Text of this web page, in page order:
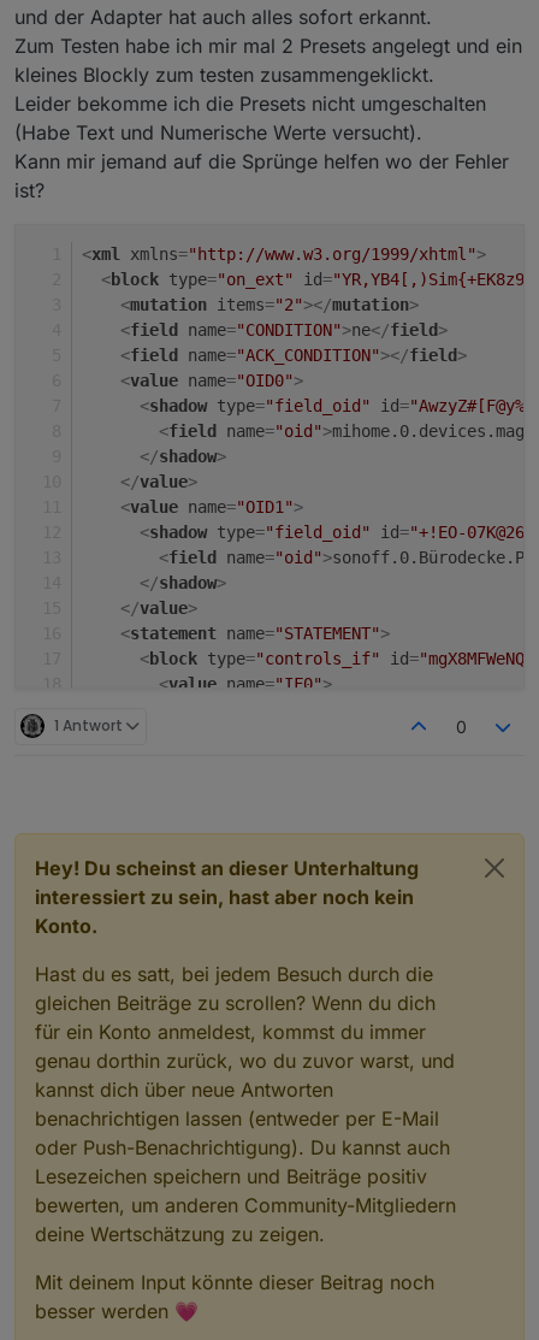
und der Adapter hat auch alles sofort erkannt.
Zum Testen habe ich mir mal 2 Presets angelegt und ein
kleines Blockly zum testen zusammengeklickt.
Leider bekomme ich die Presets nicht umgeschalten
(Habe Text und Numerische Werte versucht).
Kann mir jemand auf die Sprünge helfen wo der Fehler
ist?
<xml xmlns="http://www.w3.org/1999/xhtml">
<block type="on_ext" id=
<mutation items="2"></mutation>
<field name="CONDITION">ne</field>
<field name="ACK_CONDITION"></field>
<value name="OID0">
<shadow type="field_oid" id=
<field name="oid">
</shadow>
</value>
<value name="OID1">
<shadow type="field_oid" id="+!EO-
<field name="oid">
</shadow>
</value>
<statement name="STATEMENT">
<block type="controls_if" id=
<value name="IF0">
field >
<value name="A">
<block type ="get_value" id
field name "ATTR"
<value name ="B" >
<block type ="logic_boolean"
<field name="BOOL"
</ block>
</value>
</block>
</
value
value name
< block type="logic_compare"
< field name= "OP">EQ</field
<value name
<field name= "ATTR"
1 Antwort 0
Hey! Du scheinst an dieser Unterhaltung
interessiert zu sein, hast aber noch kein
Konto.
Hast du es satt, bei jedem Besuch durch die
gleichen Beiträge zu scrollen? Wenn du dich
für ein Konto anmeldest, kommst du immer
genau dorthin zurück, wo du zuvor warst, und
kannst dich über neue Antworten
benachrichtigen lassen (entweder per E-Mail
oder Push-Benachrichtigung). Du kannst auch
Lesezeichen speichern und Beiträge positiv
bewerten, um anderen Community-Mitgliedern
deine Wertschätzung zu zeigen.
Mit deinem Input könnte dieser Beitrag noch
besser werden 💗